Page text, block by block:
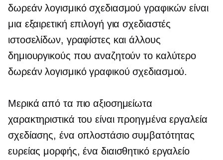
δωρεάν λογισμικό σχεδιασμού γραφικών είναι
μια εξαιρετική επιλογή για σχεδιαστές
ιστοσελίδων, γραφίστες και άλλους
δημιουργικούς που αναζητούν το καλύτερο
δωρεάν λογισμικό γραφικού σχεδιασμού.
Μερικά από τα πιο αξιοσημείωτα
χαρακτηριστικά του είναι προηγμένα εργαλεία
σχεδίασης, ένα οπλοστάσιο συμβατότητας
ευρείας μορφής, ένα διαισθητικό εργαλείο